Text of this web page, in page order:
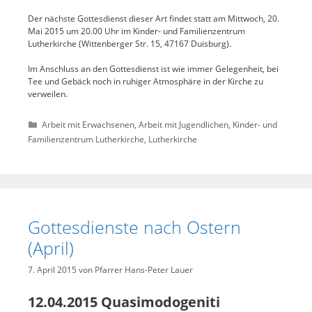
Der nächste Gottesdienst dieser Art findet statt am Mittwoch, 20.
Mai 2015 um 20.00 Uhr im Kinder- und Familienzentrum
Lutherkirche (Wittenberger Str. 15, 47167 Duisburg).
Im Anschluss an den Gottesdienst ist wie immer Gelegenheit, bei
Tee und Gebäck noch in ruhiger Atmosphäre in der Kirche zu
verweilen.
Kategorien
Arbeit mit Erwachsenen,Arbeit mit Jugendlichen, Kinder- und
Familienzentrum Lutherkirche, Lutherkirche
Gottesdienste nach Ostern
(April)
7. April 2015 von Pfarrer Hans-Peter Lauer
12.04.2015 Quasimodogeniti